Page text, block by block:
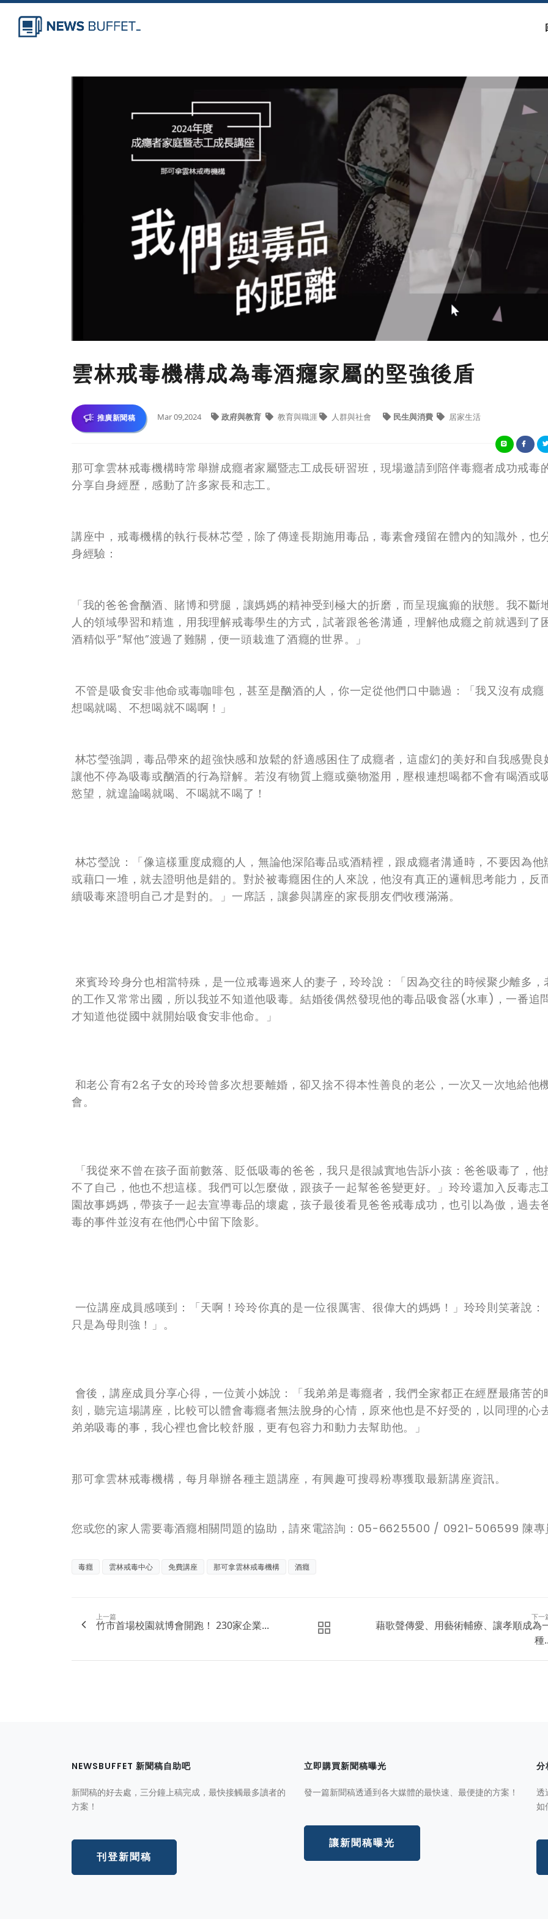
雲林戒毒機構成為毒酒癮家屬的堅強後盾
推廣新聞稿 Mar 09,2024 政府與教育 教育與職涯 人群與社會 民生與消費 居家生活
那可拿雲林戒毒機構時常舉辦成癮者家屬暨志工成長研習班，現場邀請到陪伴毒癮者成功戒毒
分享自身經歷，感動了許多家長和志工。
講座中，戒毒機構的執行長林芯瑩，除了傳達長期施用毒品，毒素會殘留在體內的知識外，也
身經驗：
「我的爸爸會酗酒、賭博和劈腿，讓媽媽的精神受到極大的折磨，而呈現瘋癲的狀態。我不斷
人的領域學習和精進，用我理解戒毒學生的方式，試著跟爸爸溝通，理解他成癮之前就遇到了
酒精似乎”幫他”渡過了難關，便一頭栽進了酒癮的世界。」
不管是吸食安非他命或毒咖啡包，甚至是酗酒的人，你一定從他們口中聽過：「我又沒有成癮
想喝就喝、不想喝就不喝啊！」
林芯瑩強調，毒品帶來的超強快感和放鬆的舒適感困住了成癮者，這虛幻的美好和自我感覺良
讓他不停為吸毒或酗酒的行為辯解。若沒有物質上癮或藥物濫用，壓根連想喝都不會有喝酒或
慾望，就遑論喝就喝、不喝就不喝了！
林芯瑩說：「像這樣重度成癮的人，無論他深陷毒品或酒精裡，跟成癮者溝通時，不要因為他
或藉口一堆，就去證明他是錯的。對於被毒癮困住的人來說，他沒有真正的邏輯思考能力，反
續吸毒來證明自己才是對的。」一席話，讓參與講座的家長朋友們收穫滿滿。
來賓玲玲身分也相當特殊，是一位戒毒過來人的妻子，玲玲說：「因為交往的時候聚少離多，
的工作又常常出國，所以我並不知道他吸毒。結婚後偶然發現他的毒品吸食器(水車)，一番追
才知道他從國中就開始吸食安非他命。」
和老公育有2名子女的玲玲曾多次想要離婚，卻又捨不得本性善良的老公，一次又一次地給他
會。
「我從來不曾在孩子面前數落、貶低吸毒的爸爸，我只是很誠實地告訴小孩：爸爸吸毒了，他
不了自己，他也不想這樣。我們可以怎麼做，跟孩子一起幫爸爸變更好。」玲玲還加入反毒志
園故事媽媽，帶孩子一起去宣導毒品的壞處，孩子最後看見爸爸戒毒成功，也引以為傲，過去
毒的事件並沒有在他們心中留下陰影。
一位講座成員感嘆到：「天啊！玲玲你真的是一位很厲害、很偉大的媽媽！」玲玲則笑著說：
只是為母則強！」。
會後，講座成員分享心得，一位黃小姊說：「我弟弟是毒癮者，我們全家都正在經歷最痛苦的
刻，聽完這場講座，比較可以體會毒癮者無法脫身的心情，原來他也是不好受的，以同理的心
弟弟吸毒的事，我心裡也會比較舒服，更有包容力和動力去幫助他。」
那可拿雲林戒毒機構，每月舉辦各種主題講座，有興趣可搜尋粉專獲取最新講座資訊。
您或您的家人需要毒酒癮相關問題的協助，請來電諮詢：05-6625500 / 0921-506599 陳專
毒癮 雲林戒毒中心 免費講座 那可拿雲林戒毒機構 酒癮
上一篇
竹市首場校園就博會開跑！ 230家企業...
下一
藉歌聲傳愛、用藝術輔療、讓孝順成為
種
NEWSBUFFET 新聞稿自助吧
新聞稿的好去處，三分鐘上稿完成，最快接觸最多讀者的
方案！
刊登新聞稿
立即購買新聞稿曝光
發一篇新聞稿透通到各大媒體的最快速、最便捷的方案！
讓新聞稿曝光
分
透
如